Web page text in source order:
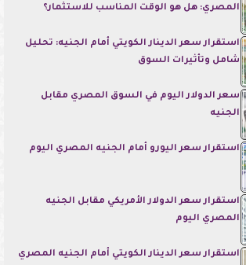
المصري: هل هو الوقت المناسب للاستثمار؟
استقرار سعر الدينار الكويتي أمام الجنيه: تحليل
شامل وتأثيرات السوق
سعر الدولار اليوم في السوق المصري مقابل
الجنيه
استقرار سعر اليورو أمام الجنيه المصري اليوم
استقرار سعر الدولار الأمريكي مقابل الجنيه
المصري اليوم
استقرار سعر الدينار الكويتي أمام الجنيه المصري